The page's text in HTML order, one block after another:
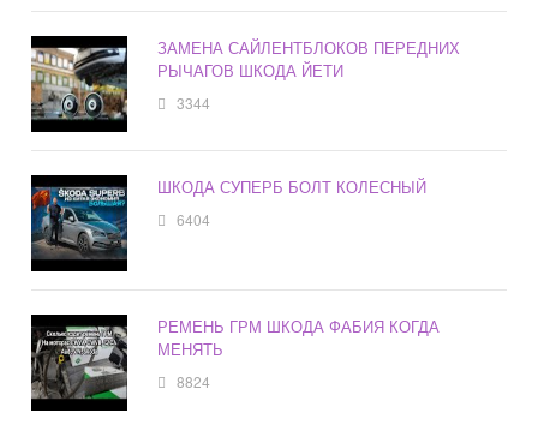
ЗАМЕНА САЙЛЕНТБЛОКОВ ПЕРЕДНИХ
РЫЧАГОВ ШКОДА ЙЕТИ
3344
ШКОДА СУПЕРБ БОЛТ КОЛЕСНЫЙ
6404
РЕМЕНЬ ГРМ ШКОДА ФАБИЯ КОГДА
МЕНЯТЬ
8824